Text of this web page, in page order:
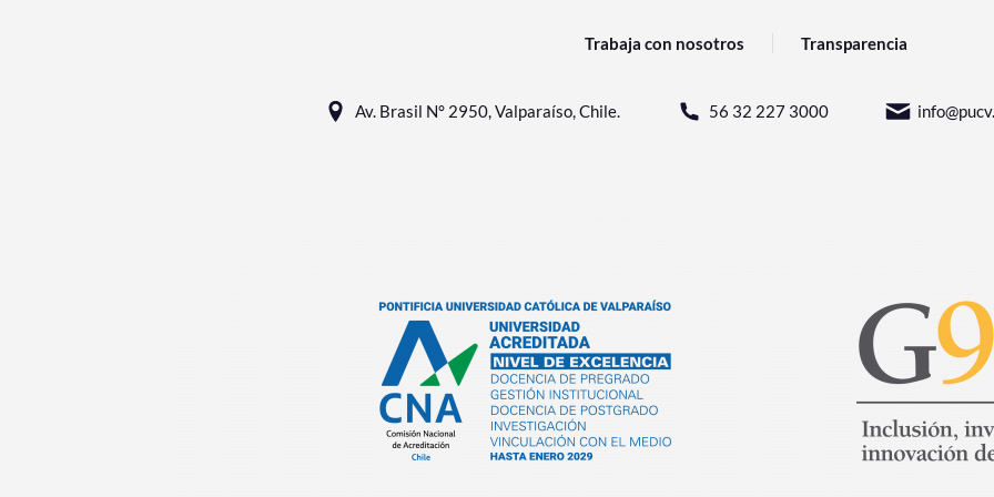
Trabaja con nosotros Transparencia
Av. Brasil N° 2950, Valparaíso, Chile. 56 32 227 3000